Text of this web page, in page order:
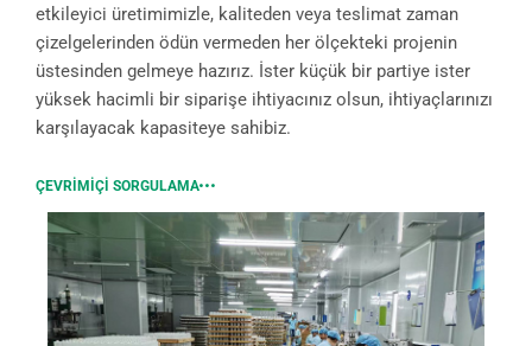
etkileyici üretimimizle, kaliteden veya teslimat zaman
çizelgelerinden ödün vermeden her ölçekteki projenin
üstesinden gelmeye hazırız. İster küçük bir partiye ister
yüksek hacimli bir siparişe ihtiyacınız olsun, ihtiyaçlarınızı
karşılayacak kapasiteye sahibiz.
ÇEVRIMIÇI SORGULAMA